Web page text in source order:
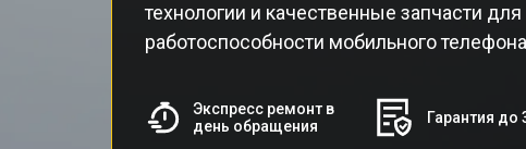
технологии и качественные запчасти
работоспособности мобильного
Экспресс ремонт в
день обращения
Гарантия до